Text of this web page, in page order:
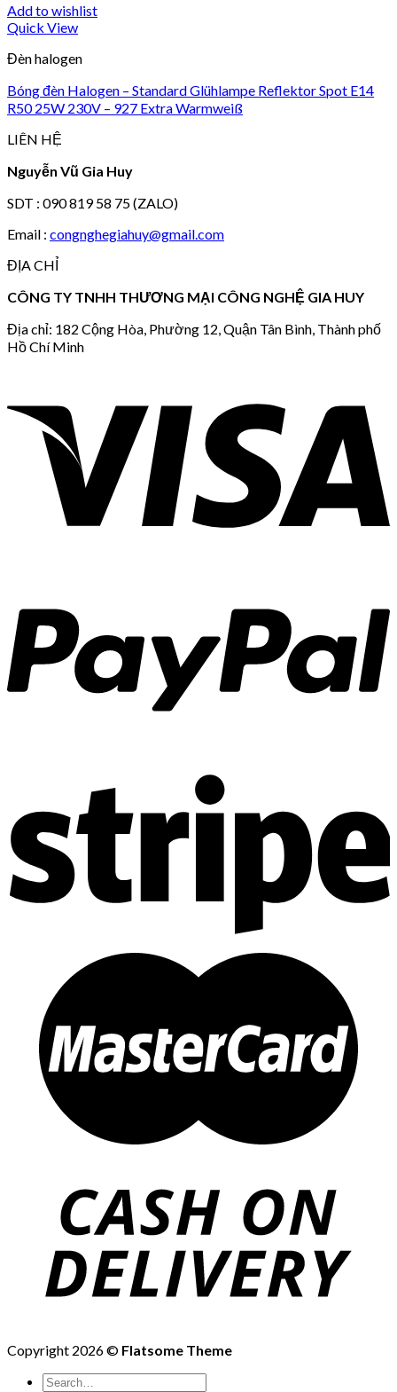
Add to wishlist
Quick View
Đèn halogen
Bóng đèn Halogen – Standard Glühlampe Reflektor Spot E14
R50 25W 230V – 927 Extra Warmweiß
LIÊN HỆ
Nguyễn Vũ Gia Huy
SDT : 090 819 58 75 (ZALO)
Email : congnghegiahuy@gmail.com
ĐỊA CHỈ
CÔNG TY TNHH THƯƠNG MẠI CÔNG NGHỆ GIA HUY
Địa chỉ: 182 Cộng Hòa, Phường 12, Quận Tân Bình, Thành phố
Hồ Chí Minh
Copyright 2026 © Flatsome Theme
Search